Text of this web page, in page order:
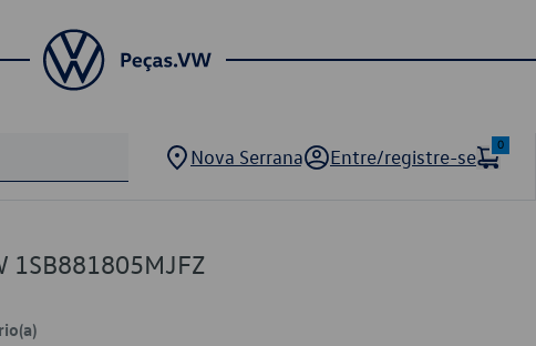
Nova Serrana Entre/registre-se
0
1SB881805MJFZ